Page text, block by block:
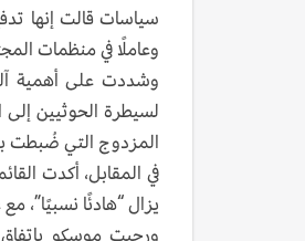
وعاملًا في منظمات
المزدوج التي ضُبطت بين يناير/كانون الثاني 2025
في المقابل، أكدت
يزال “هادئًا نسبيًا”،
ورحبت موسكو باتفاق